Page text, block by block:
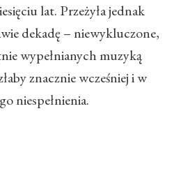
lat. Przeżyła jednak
dekadę – niewykluczone,
wypełnianych muzyką
znacznie wcześniej i w
niespełnienia.